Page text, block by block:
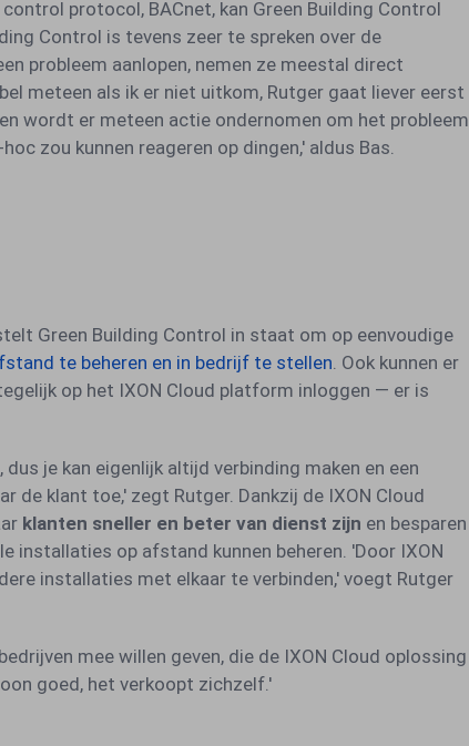
protocol, BACnet, kan Green Building Control
Control is tevens zeer te spreken over de
probleem aanlopen, nemen ze meestal direct
meteen als ik er niet uitkom, Rutger gaat liever eerst
wordt er meteen actie ondernomen om het probleem
zou kunnen reageren op dingen,' aldus Bas.
Green Building Control in staat om op eenvoudige
te beheren en in bedrijf te stellen . Ook kunnen er
op het IXON Cloud platform inloggen — er is
je kan eigenlijk altijd verbinding maken en een
de klant toe,' zegt Rutger. Dankzij de IXON Cloud
klanten sneller en beter van dienst zijn en besparen
installaties op afstand kunnen beheren. 'Door IXON
installaties met elkaar te verbinden,' voegt Rutger
mee willen geven, die de IXON Cloud oplossing
goed, het verkoopt zichzelf.'